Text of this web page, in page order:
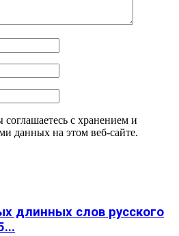
с хранением и
данных на этом веб-сайте.
длинных слов русского